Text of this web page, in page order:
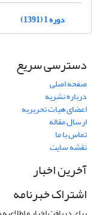
دوره 1 (1391)
دسترسی سریع
صفحه اصلی
درباره نشریه
اعضای هیات تحریریه
ارسال مقاله
تماس با ما
نقشه سایت
آخرین اخبار
اشتراک خبرنامه